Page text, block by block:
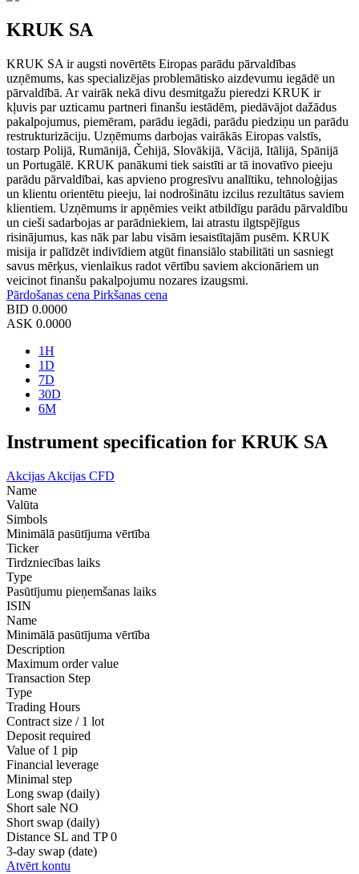
KRUK SA
KRUK SA ir augsti novērtēts Eiropas parādu pārvaldības
uzņēmums, kas specializējas problemātisko aizdevumu iegādē un
pārvaldībā. Ar vairāk nekā divu desmitgažu pieredzi KRUK ir
kļuvis par uzticamu partneri finanšu iestādēm, piedāvājot dažādus
pakalpojumus, piemēram, parādu iegādi, parādu piedziņu un parādu
restrukturizāciju. Uzņēmums darbojas vairākās Eiropas valstīs,
tostarp Polijā, Rumānijā, Čehijā, Slovākijā, Vācijā, Itālijā, Spānijā
un Portugālē. KRUK panākumi tiek saistīti ar tā inovatīvo pieeju
parādu pārvaldībai, kas apvieno progresīvu analītiku, tehnoloģijas
un klientu orientētu pieeju, lai nodrošinātu izcilus rezultātus saviem
klientiem. Uzņēmums ir apņēmies veikt atbildīgu parādu pārvaldību
un cieši sadarbojas ar parādniekiem, lai atrastu ilgtspējīgus
risinājumus, kas nāk par labu visām iesaistītajām pusēm. KRUK
misija ir palīdzēt indivīdiem atgūt finansiālo stabilitāti un sasniegt
savus mērķus, vienlaikus radot vērtību saviem akcionāriem un
veicinot finanšu pakalpojumu nozares izaugsmi.
Pārdošanas cena Pirkšanas cena
BID 0.0000
ASK 0.0000
1H
1D
7D
30D
6M
Instrument specification for KRUK SA
Akcijas Akcijas CFD
Name
Valūta
Simbols
Minimālā pasūtījuma vērtība
Ticker
Tirdzniecības laiks
Type
Pasūtījumu pieņemšanas laiks
ISIN
Name
Minimālā pasūtījuma vērtība
Description
Maximum order value
Transaction Step
Type
Trading Hours
Contract size / 1 lot
Deposit required
Value of 1 pip
Financial leverage
Minimal step
Long swap (daily)
Short sale NO
Short swap (daily)
Distance SL and TP 0
3-day swap (date)
Atvērt kontu